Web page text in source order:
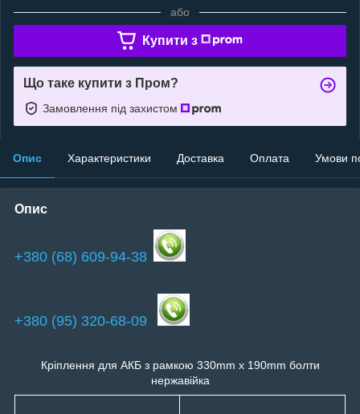
або
Купити з
Що таке купити з Пром?
Замовлення під захистом
Опис Характеристики Доставка Оплата Умови
Опис
+380 (68) 609-94-38
+380 (95) 320-68-09
Кріплення для АКБ з рамкою 330mm x 190mm болти
нержавійка